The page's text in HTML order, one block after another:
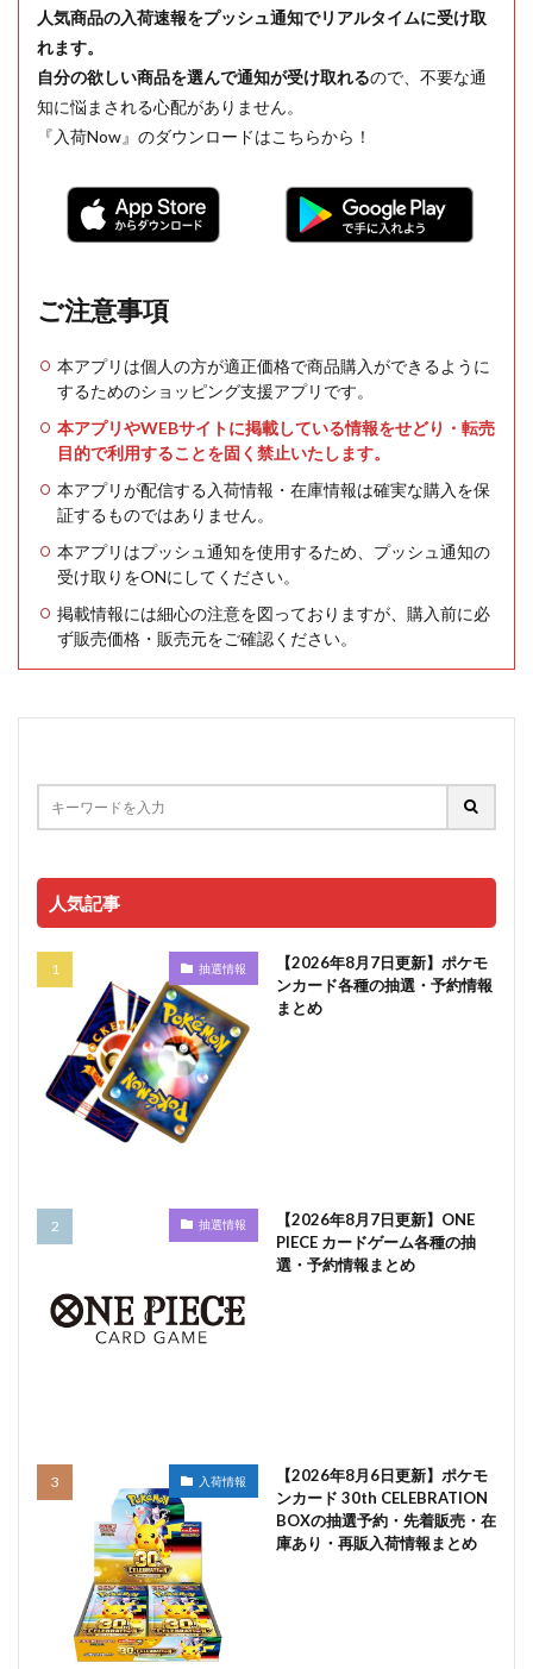
人気商品の入荷速報をプッシュ通知でリアルタイムに受け取
れます。
自分の欲しい商品を選んで通知が受け取れるので、不要な通
知に悩まされる心配がありません。
『入荷Now』のダウンロードはこちらから！
ご注意事項
本アプリは個人の方が適正価格で商品購入ができるように
するためのショッピング支援アプリです。
本アプリやWEBサイトに掲載している情報をせどり・転売
目的で利用することを固く禁止いたします。
本アプリが配信する入荷情報・在庫情報は確実な購入を保
証するものではありません。
本アプリはプッシュ通知を使用するため、プッシュ通知の
受け取りをONにしてください。
掲載情報には細心の注意を図っておりますが、購入前に必
ず販売価格・販売元をご確認ください。
人気記事
抽選情報
【2026年8月7日更新】ポケモ
ンカード各種の抽選・予約情報
まとめ
抽選情報
【2026年8月7日更新】ONE
PIECE カードゲーム各種の抽
選・予約情報まとめ
入荷情報
【2026年8月6日更新】ポケモ
ンカード 30th CELEBRATION
BOXの抽選予約・先着販売・在
庫あり・再販入荷情報まとめ